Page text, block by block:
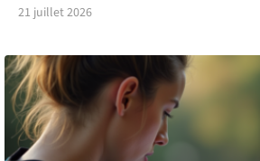
21 juillet 2026